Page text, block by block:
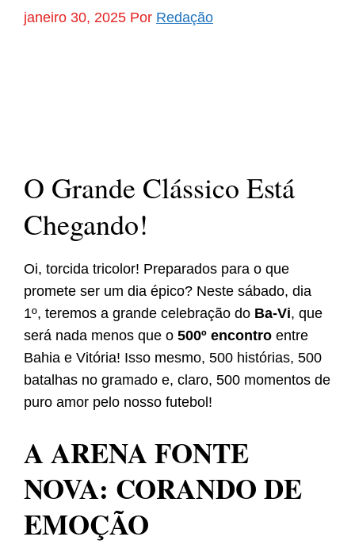
janeiro 30, 2025 Por Redação
O Grande Clássico Está
Chegando!
Oi, torcida tricolor! Preparados para o que
promete ser um dia épico? Neste sábado, dia
1º, teremos a grande celebração do Ba-Vi, que
será nada menos que o 500º encontro entre
Bahia e Vitória! Isso mesmo, 500 histórias, 500
batalhas no gramado e, claro, 500 momentos de
puro amor pelo nosso futebol!
A ARENA FONTE
NOVA: CORANDO DE
EMOÇÃO